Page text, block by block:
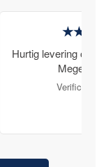
Hurtig levering og
Meget
Verificeret